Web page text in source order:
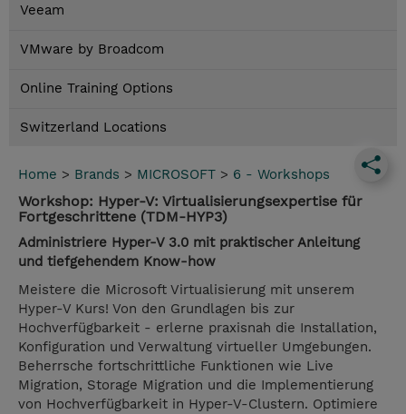
Veeam
VMware by Broadcom
Online Training Options
Switzerland Locations
Home > Brands > MICROSOFT > 6 - Workshops
Workshop: Hyper-V: Virtualisierungsexpertise für
Fortgeschrittene (TDM-HYP3)
Administriere Hyper-V 3.0 mit praktischer Anleitung
und tiefgehendem Know-how
Meistere die Microsoft Virtualisierung mit unserem
Hyper-V Kurs! Von den Grundlagen bis zur
Hochverfügbarkeit - erlerne praxisnah die Installation,
Konfiguration und Verwaltung virtueller Umgebungen.
Beherrsche fortschrittliche Funktionen wie Live
Migration, Storage Migration und die Implementierung
von Hochverfügbarkeit in Hyper-V-Clustern. Optimiere